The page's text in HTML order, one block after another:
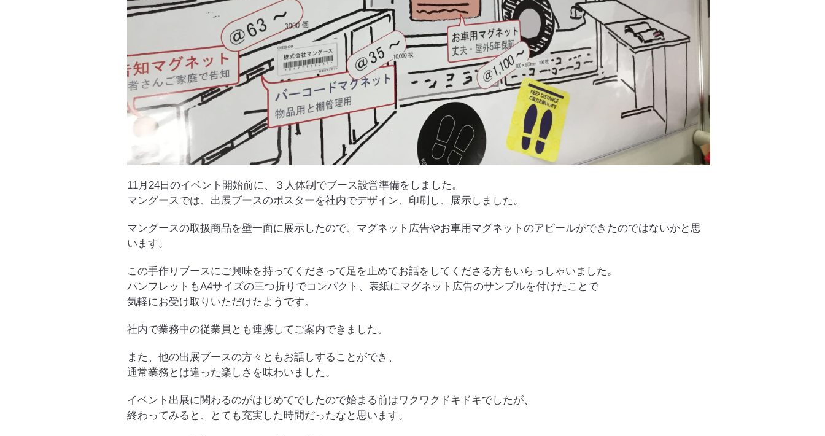
11月24日のイベント開始前に、３人体制でブース設営準備をしました。
マングースでは、出展ブースのポスターを社内でデザイン、印刷し、展示しました。
マングースの取扱商品を壁一面に展示したので、マグネット広告やお車用マグネットのアピールができたのではないかと思
います。
この手作りブースにご興味を持ってくださって足を止めてお話をしてくださる方もいらっしゃいました。
パンフレットもA4サイズの三つ折りでコンパクト、表紙にマグネット広告のサンプルを付けたことで
気軽にお受け取りいただけたようです。
社内で業務中の従業員とも連携してご案内できました。
また、他の出展ブースの方々ともお話しすることができ、
通常業務とは違った楽しさを味わいました。
イベント出展に関わるのがはじめてでしたので始まる前はワクワクドキドキでしたが、
終わってみると、とても充実した時間だったなと思います。